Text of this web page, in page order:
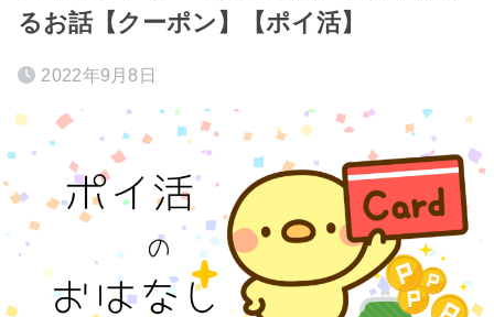
るお話【クーポン】【ポイ活】
2022年9月8日